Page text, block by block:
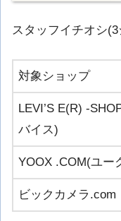
スタッフイチオシ
対象ショップ
LEVI’S E(R) -
バイス)
YOOX .COM(ユー
ビックカメラ.com